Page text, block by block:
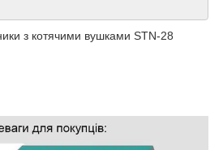
з котячими вушками STN-28